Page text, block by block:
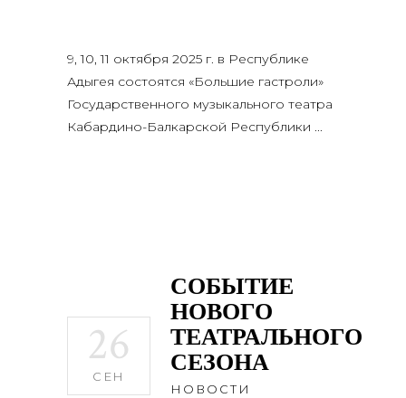
9, 10, 11 октября 2025 г. в Республике
Адыгея состоятся «Большие гастроли»
Государственного музыкального театра
Кабардино-Балкарской Республики
26
СЕН
СОБЫТИЕ
НОВОГО
ТЕАТРАЛЬНОГО
СЕЗОНА
НОВОСТИ